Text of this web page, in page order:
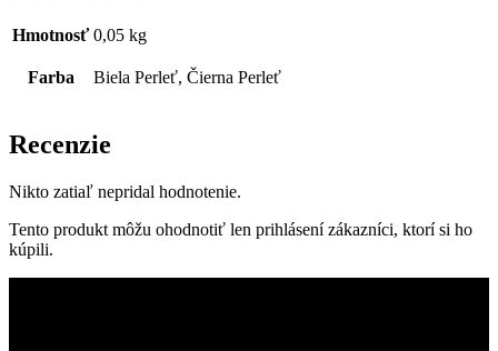
Hmotnosť 0,05 kg
Farba Biela Perleť, Čierna Perleť
Recenzie
Nikto zatiaľ nepridal hodnotenie.
Tento produkt môžu ohodnotiť len prihlásení zákazníci, ktorí si ho
kúpili.